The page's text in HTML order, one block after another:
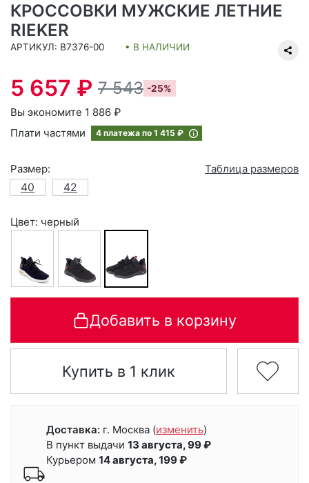
КРОССОВКИ МУЖСКИЕ ЛЕТНИЕ
RIEKER
АРТИКУЛ: B7376-00 • В НАЛИЧИИ
5 657 ₽ 7 543 -25%
Вы экономите 1 886 ₽
Плати частями
4 платежа по 1 415 ₽
Размер:
Таблица размеров
40
42
Цвет: черный
Добавить в корзину
Купить в 1 клик
Доставка: г. Москва (изменить)
В пункт выдачи 13 августа, 99 ₽
Курьером 14 августа, 199 ₽